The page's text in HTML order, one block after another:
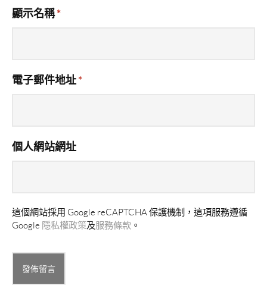
顯示名稱*
電子郵件地址*
個人網站網址
這個網站採用 Google reCAPTCHA 保護機制，這項服務遵循
Google 隱私權政策及服務條款 。